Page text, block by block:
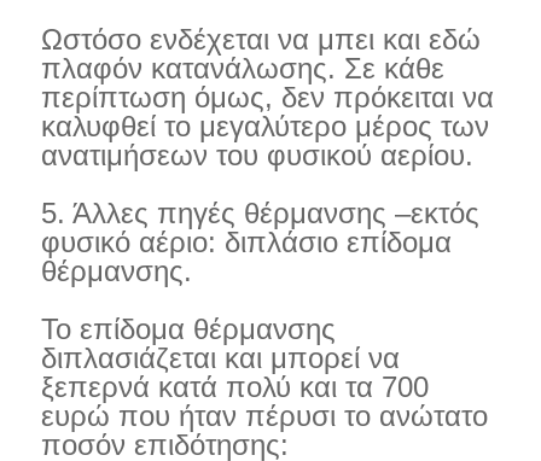
Ωστόσο ενδέχεται να μπει και εδώ
πλαφόν κατανάλωσης. Σε κάθε
περίπτωση όμως, δεν πρόκειται να
καλυφθεί το μεγαλύτερο μέρος των
ανατιμήσεων του φυσικού αερίου.
5. Άλλες πηγές θέρμανσης –εκτός
φυσικό αέριο: διπλάσιο επίδομα
θέρμανσης.
Το επίδομα θέρμανσης
διπλασιάζεται και μπορεί να
ξεπερνά κατά πολύ και τα 700
ευρώ που ήταν πέρυσι το ανώτατο
ποσόν επιδότησης: